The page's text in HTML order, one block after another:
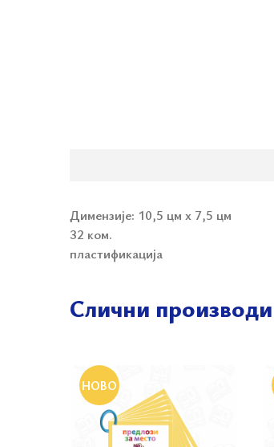
Димензије: 10,5 цм х 7,5 цм
32 ком.
пластификација
Слични производи
НОВО